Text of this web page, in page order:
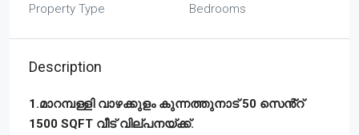
Property Type
Bedrooms
Description
1.മാറമ്പള്ളി വാഴക്കുളം കുന്നത്തുനാട് 50 സെൻ്റ്
1500 SQFT വീട് വില്പനയ്ക്ക്.